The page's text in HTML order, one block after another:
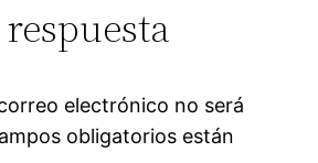
electrónico no será
obligatorios están